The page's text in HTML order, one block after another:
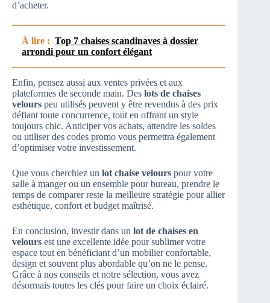
d’acheter.
À lire : Top 7 chaises scandinaves à dossier
arrondi pour un confort élégant
Enfin, pensez aussi aux ventes privées et aux
plateformes de seconde main. Des lots de chaises
velours peu utilisés peuvent y être revendus à des prix
défiant toute concurrence, tout en offrant un style
toujours chic. Anticiper vos achats, attendre les soldes
ou utiliser des codes promo vous permettra également
d’optimiser votre investissement.
Que vous cherchiez un lot chaise velours pour votre
salle à manger ou un ensemble pour bureau, prendre le
temps de comparer reste la meilleure stratégie pour allier
esthétique, confort et budget maîtrisé.
En conclusion, investir dans un lot de chaises en
velours est une excellente idée pour sublimer votre
espace tout en bénéficiant d’un mobilier confortable,
design et souvent plus abordable qu’on ne le pense.
Grâce à nos conseils et notre sélection, vous avez
désormais toutes les clés pour faire un choix éclairé.